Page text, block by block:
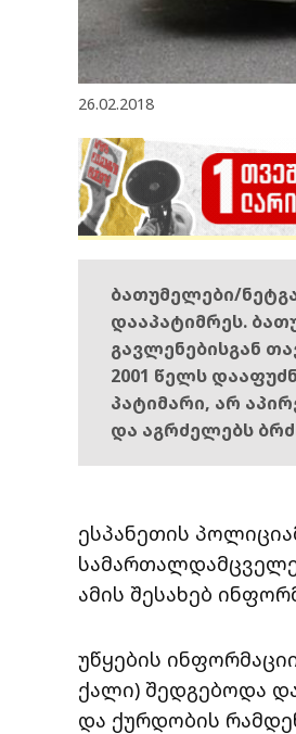
26.02.2018
ბათუმელები/
დააპატიმრეს.
გავლენებისგან
2001 წელს
პატიმარი, არ
და აგრძელებს
ესპანეთის
ამის შესახებ
უწყების
ქალი) შედგებოდა
და ქურდობის